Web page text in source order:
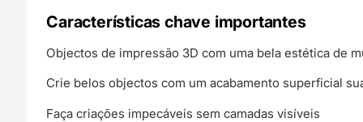
Características chave importantes
Objectos de impressão 3D com uma bela estética de
Crie belos objectos com um acabamento superficial
Faça criações impecáveis sem camadas visíveis